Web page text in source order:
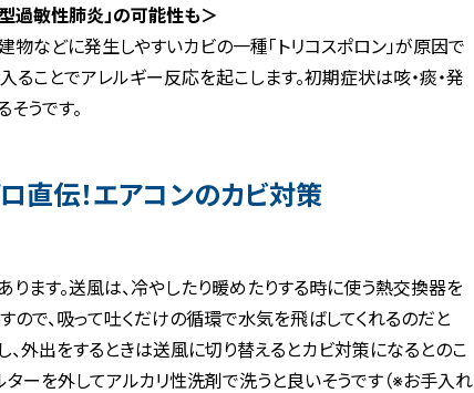
過敏性肺炎」の可能性も＞
などに発生しやすいカビの一種「トリコスポロン」が原因で
ることでアレルギー反応を起こします。初期症状は咳・痰・発
うです。
直伝！エアコンのカビ対策
ります。送風は、冷やしたり暖めたりする時に使う熱交換器を
で、吸って吐くだけの循環で水気を飛ばしてくれるのだと
、外出をするときは送風に切り替えるとカビ対策になるとのこ
ターを外してアルカリ性洗剤で洗うと良いそうです（※お手入れ